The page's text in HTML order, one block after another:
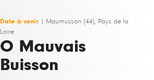
Date à venir
Maumusson (44), Pays de la
Loire
O Mauvais
Buisson